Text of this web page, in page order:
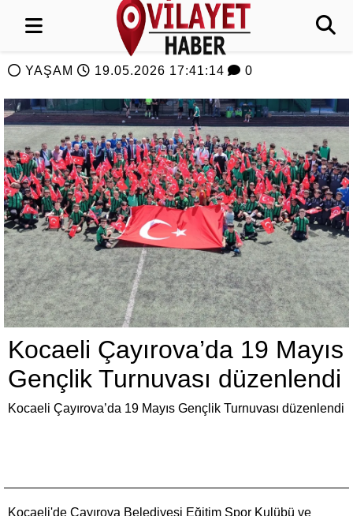
YAŞAM 19.05.2026 17:41:14 0
Kocaeli Çayırova’da 19 Mayıs
Gençlik Turnuvası düzenlendi
Kocaeli Çayırova’da 19 Mayıs Gençlik Turnuvası düzenlendi
Kocaeli'de Çayırova Belediyesi Eğitim Spor Kulübü ve